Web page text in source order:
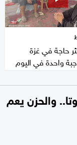
حاجة في غزة
واحدة في اليوم
والحزن يعم